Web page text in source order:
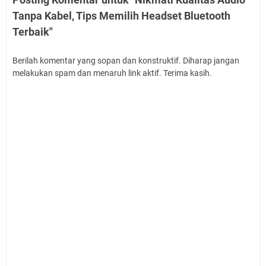
Tanpa Kabel, Tips Memilih Headset Bluetooth
Terbaik"
Berilah komentar yang sopan dan konstruktif. Diharap jangan
melakukan spam dan menaruh link aktif. Terima kasih.